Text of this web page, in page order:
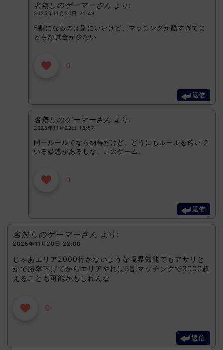
名無しのゲーマーさん より:
2025年11月20日 21:49
5割になるのは別にいいけど、マッチングか酷すぎてま
ともな試合が少ない
0
返信
名無しのゲーマーさん より:
2025年11月22日 18:57
同一ルールでなら納得だけど、どうにもルールを跨いで
いる疑惑があるしな、このゲーム。
0
返信
名無しのゲーマーさん より:
2025年11月20日 22:00
じゃあエリア2000行かないような境界知能でもアサリと
かで勝率下げてからエリアやれば5割マッチングで3000超
えることも可能かもしれんな
0
返信